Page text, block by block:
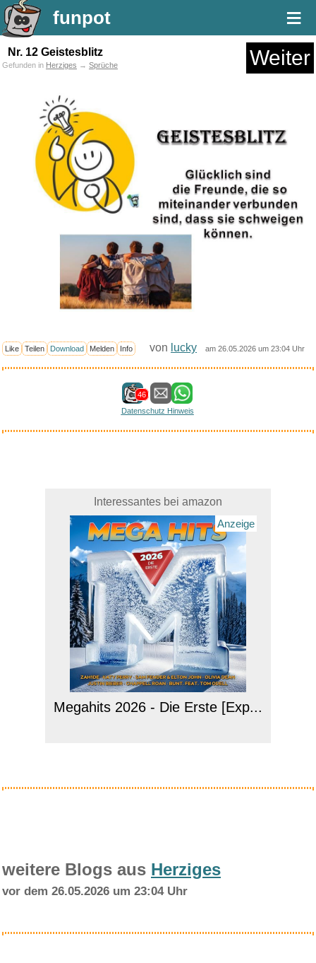
funpot ≡
Nr. 12 Geistesblitz Weiter
Gefunden in Herziges → Sprüche
Like Teilen Download Melden Info von lucky am 26.05.2026 um 23:04 Uhr
46
Datenschutz Hinweis
Interessantes bei amazon
Anzeige
Megahits 2026 - Die Erste [Exp...
weitere Blogs aus Herziges
vor dem 26.05.2026 um 23:04 Uhr